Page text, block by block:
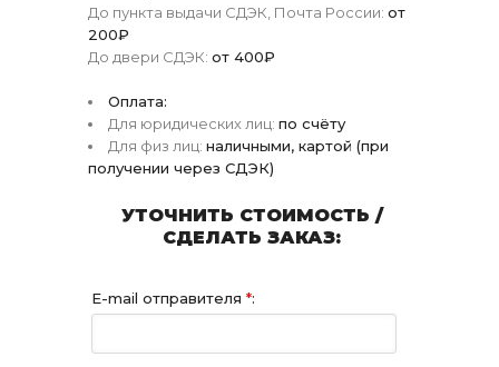
До пункта выдачи СДЭК, Почта России: от
200₽
До двери СДЭК: от 400₽
Оплата:
Для юридических лиц: по счёту
Для физ лиц: наличными, картой (при
получении через СДЭК)
УТОЧНИТЬ СТОИМОСТЬ /
СДЕЛАТЬ ЗАКАЗ:
E-mail отправителя *: